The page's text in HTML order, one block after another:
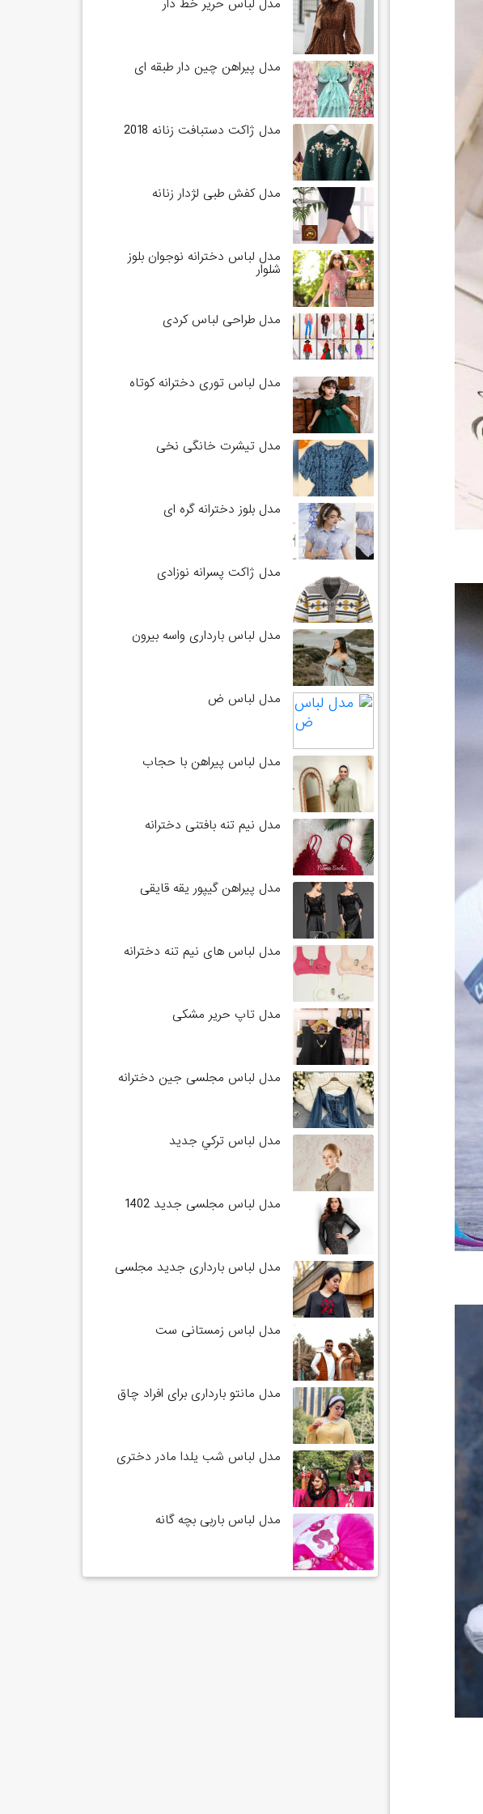
مدل لباس حریر خط دار
مدل پیراهن چین دار طبقه ای
مدل ژاکت دستبافت زنانه 2018
مدل کفش طبی لژدار زنانه
مدل لباس دخترانه نوجوان بلوز
شلوار
مدل طراحی لباس کردی
مدل لباس توری دخترانه کوتاه
مدل تیشرت خانگی نخی
مدل بلوز دخترانه گره ای
مدل ژاکت پسرانه نوزادی
مدل لباس بارداری واسه بیرون
مدل لباس ض
مدل لباس پیراهن با حجاب
مدل نیم تنه بافتنی دخترانه
مدل پیراهن گیپور یقه قایقی
مدل لباس های نیم تنه دخترانه
مدل تاپ حریر مشکی
مدل لباس مجلسی جین دخترانه
مدل لباس تركي جديد
مدل لباس مجلسی جدید 1402
مدل لباس بارداری جدید مجلسی
مدل لباس زمستانی ست
مدل مانتو بارداری برای افراد چاق
مدل لباس شب یلدا مادر دختری
مدل لباس باربی بچه گانه